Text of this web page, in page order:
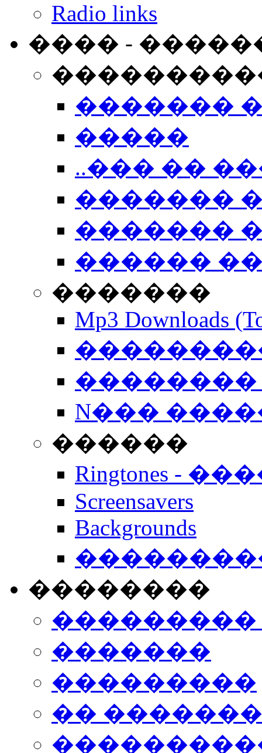
Radio links
���� -
�������
�����
..��� ��
�������
�������
������
�������
Mp3 Downloads
��������
N���
������
Ringtones -
Screensavers
Backgrounds
��������
���������
�������
���������
��